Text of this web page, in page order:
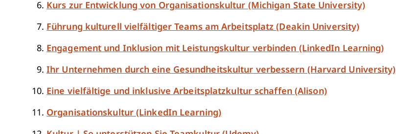
Kurs zur Entwicklung von Organisationskultur (Michigan State University)
Führung kulturell vielfältiger Teams am Arbeitsplatz (Deakin University)
Engagement und Inklusion mit Leistungskultur verbinden (LinkedIn Learning)
Ihr Unternehmen durch eine Gesundheitskultur verbessern (Harvard University)
Eine vielfältige und inklusive Arbeitsplatzkultur schaffen (Alison)
Organisationskultur (LinkedIn Learning)